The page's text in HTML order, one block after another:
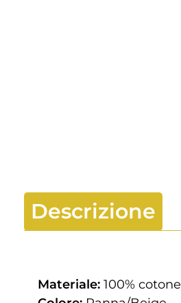
Descrizione
Materiale: 100% cotone